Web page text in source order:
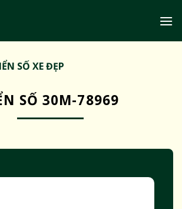
SỐ XE ĐẸP
SỐ 30M-78969